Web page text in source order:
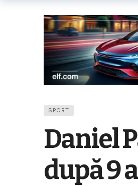
SPORT
Daniel
după 9